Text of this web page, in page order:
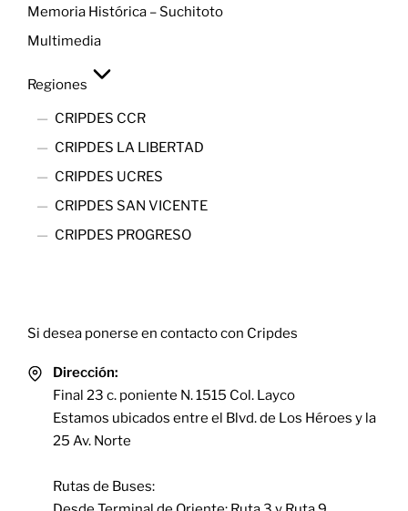
Memoria Histórica – Suchitoto
Multimedia
Regiones
CRIPDES CCR
CRIPDES LA LIBERTAD
CRIPDES UCRES
CRIPDES SAN VICENTE
CRIPDES PROGRESO
Si desea ponerse en contacto con Cripdes
Dirección:
Final 23 c. poniente N. 1515 Col. Layco
Estamos ubicados entre el Blvd. de Los Héroes y la
25 Av. Norte
Rutas de Buses: